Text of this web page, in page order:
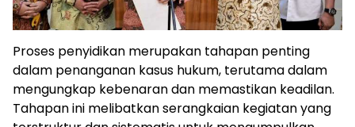
Proses penyidikan merupakan tahapan penting
dalam penanganan kasus hukum, terutama dalam
mengungkap kebenaran dan memastikan keadilan.
Tahapan ini melibatkan serangkaian kegiatan yang